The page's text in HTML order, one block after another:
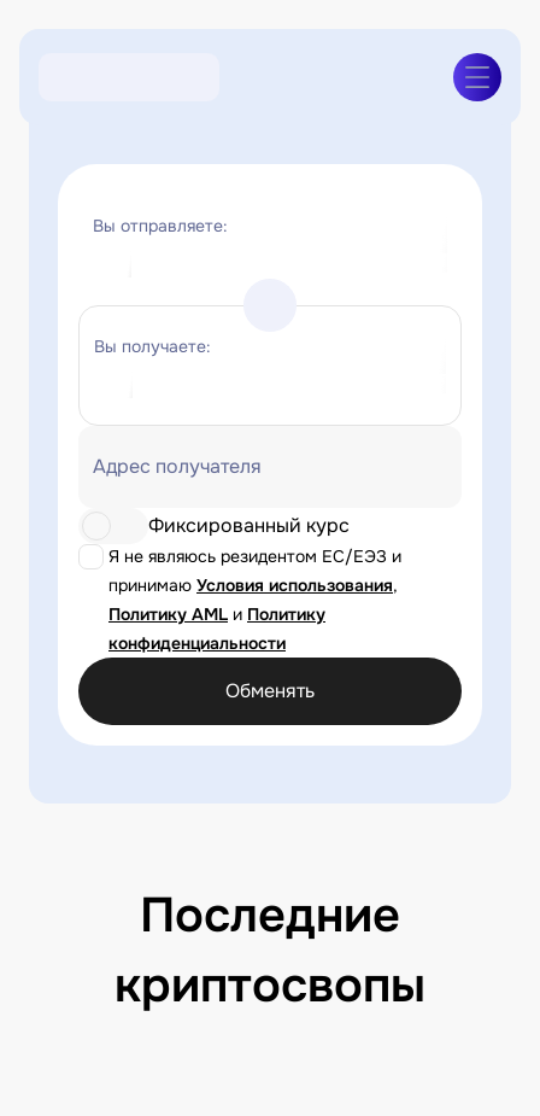
Вы отправляете:
Вы получаете:
Адрес получателя
Я не являюсь резидентом ЕС/ЕЭЗ и
принимаю Условия использования,
Политику AML и Политику
конфиденциальности
Фиксированный курс
Обменять
Последние
криптосвопы